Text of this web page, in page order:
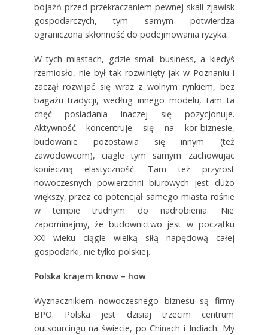
bojaźń przed przekraczaniem pewnej skali zjawisk
gospodarczych, tym samym potwierdza
ograniczoną skłonność do podejmowania ryzyka.
W tych miastach, gdzie small business, a kiedyś
rzemiosło, nie był tak rozwinięty jak w Poznaniu i
zaczął rozwijać się wraz z wolnym rynkiem, bez
bagażu tradycji, według innego modelu, tam ta
chęć posiadania inaczej się pozycjonuje.
Aktywność koncentruje się na kor-biznesie,
budowanie pozostawia się innym (też
zawodowcom), ciągle tym samym zachowując
konieczną elastyczność. Tam też przyrost
nowoczesnych powierzchni biurowych jest dużo
większy, przez co potencjał samego miasta rośnie
w tempie trudnym do nadrobienia. Nie
zapominajmy, że budownictwo jest w początku
XXI wieku ciągle wielką siłą napędową całej
gospodarki, nie tylko polskiej.
Polska krajem know – how
Wyznacznikiem nowoczesnego biznesu są firmy
BPO. Polska jest dzisiaj trzecim centrum
outsourcingu na świecie, po Chinach i Indiach. My